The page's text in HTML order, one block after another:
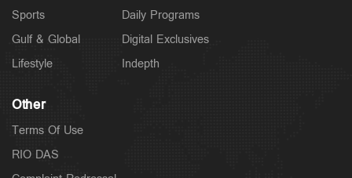
Sports
Gulf & Global
Lifestyle
Daily Programs
Digital Exclusives
Indepth
Other
Terms Of Use
RIO DAS